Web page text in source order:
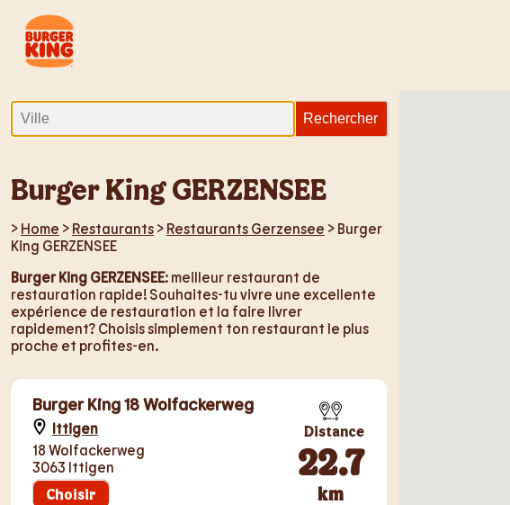
Burger King GERZENSEE
> Home > Restaurants > Restaurants Gerzensee > Burger
King GERZENSEE
Burger King GERZENSEE: meilleur restaurant de
restauration rapide! Souhaites-tu vivre une excellente
expérience de restauration et la faire livrer
rapidement? Choisis simplement ton restaurant le plus
proche et profites-en.
Burger King 18 Wolfackerweg
Ittigen
18 Wolfackerweg
3063 Ittigen
Choisir
Distance
22.7
km